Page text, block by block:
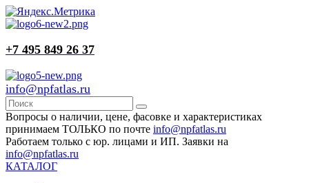
+7 495 849 26 37
info@npfatlas.ru
Вопросы о наличии, цене, фасовке и характеристиках
принимаем ТОЛЬКО по почте info@npfatlas.ru
Работаем только с юр. лицами и ИП. Заявки на
info@npfatlas.ru
КАТАЛОГ